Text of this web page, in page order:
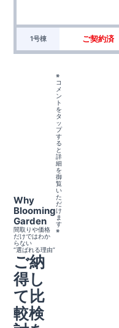
1号棟 ご契約済
Why
Blooming
Garden
間取りや価格
だけではわか
らない
“選ばれる理由”
ご納
得し
て比
較検
※
コ
メ
ン
ト
を
タ
ッ
プ
す
る
と
詳
細
を
御
覧
い
た
だ
け
ま
す
※